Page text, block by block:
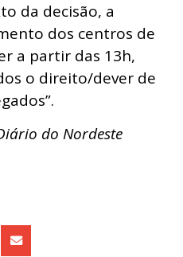
da decisão, a
dos centros de
a partir das 13h,
o direito/dever de
do Nordeste